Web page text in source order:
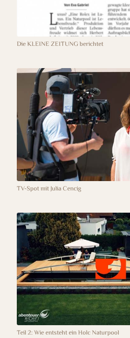
Die KLEINE ZEITUNG berichtet
TV-Spot mit Julia Cencig
Teil 2: Wie entsteht ein Holc Naturpool